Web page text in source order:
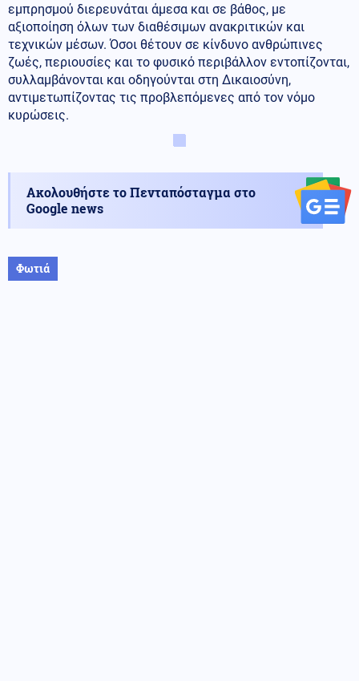
εμπρησμού διερευνάται άμεσα και σε βάθος, με
αξιοποίηση όλων των διαθέσιμων ανακριτικών και
τεχνικών μέσων. Όσοι θέτουν σε κίνδυνο ανθρώπινες
ζωές, περιουσίες και το φυσικό περιβάλλον εντοπίζονται,
συλλαμβάνονται και οδηγούνται στη Δικαιοσύνη,
αντιμετωπίζοντας τις προβλεπόμενες από τον νόμο
κυρώσεις.
Ακολουθήστε το Πενταπόσταγμα στο
Google news
Φωτιά